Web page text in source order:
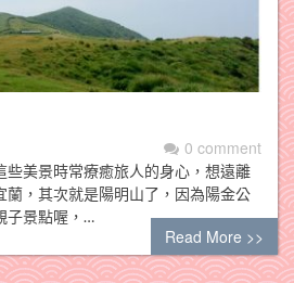
0 comment
些美景時常療癒旅人的身心，想遠離
蘭，其次就是陽明山了，因為陽金公
子景點喔，…
Read More >>